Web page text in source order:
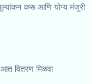
करू आणि योग्य मंजुरी
आत वितरण मिळवा